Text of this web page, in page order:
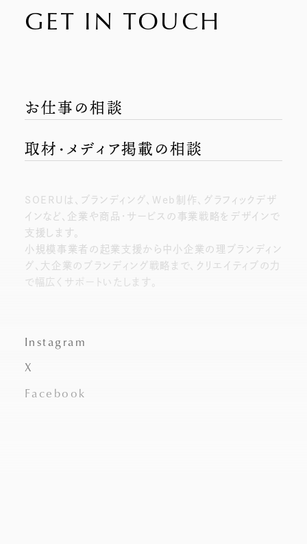
GET IN TOUCH
お仕事の相談
取材・メディア掲載の相談
SOERUは、ブランディング、Web制作、グラフィックデザ
インなど、企業や商品・サービスの事業戦略をデザインで
支援します。
小規模事業者の起業支援から中小企業の理ブランディン
グ、大企業のブランディング戦略まで、クリエイティブの力
で幅広くサポートいたします。
Instagram
X
Facebook